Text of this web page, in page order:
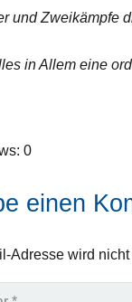
und Zweikämpfe
in Allem eine
0
einen
Adresse wird